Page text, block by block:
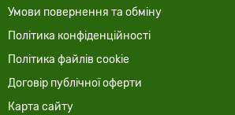
Умови повернення та обміну
Політика конфіденційності
Політика файлів cookie
Договір публічної оферти
Карта сайту